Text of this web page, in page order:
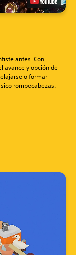
antes. Con
avance y opción de
o formar
rompecabezas.